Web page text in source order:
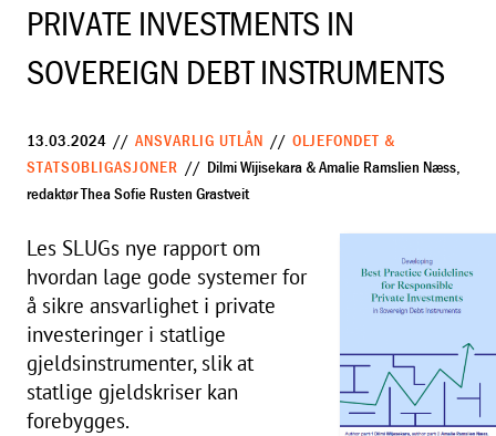
PRIVATE INVESTMENTS IN
SOVEREIGN DEBT INSTRUMENTS
13.03.2024 // ANSVARLIG UTLÅN // OLJEFONDET &
STATSOBLIGASJONER // Dilmi Wijisekara & Amalie Ramslien Næss,
redaktør Thea Sofie Rusten Grastveit
Les SLUGs nye rapport om
hvordan lage gode systemer for
å sikre ansvarlighet i private
investeringer i statlige
gjeldsinstrumenter, slik at
statlige gjeldskriser kan
forebygges.